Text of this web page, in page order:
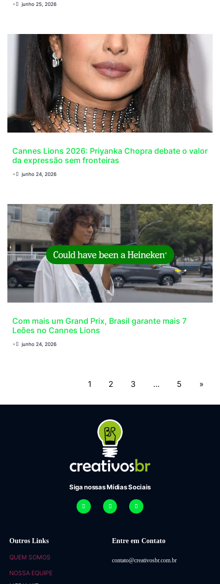
• junho 25, 2026
Cannes Lions 2026: Priyanka Chopra debate o valor
da expressão sem fronteiras
• junho 24, 2026
Com mais um Grand Prix, Brasil garante mais 7
Leões no Cannes Lions
• junho 24, 2026
1 2 3 … 5 »
Siga nossas Mídias Sociais
Outros Links
QUEM SOMOS
NOSSA EQUIPE
Entre em Contato
contato@creativosbr.com.br